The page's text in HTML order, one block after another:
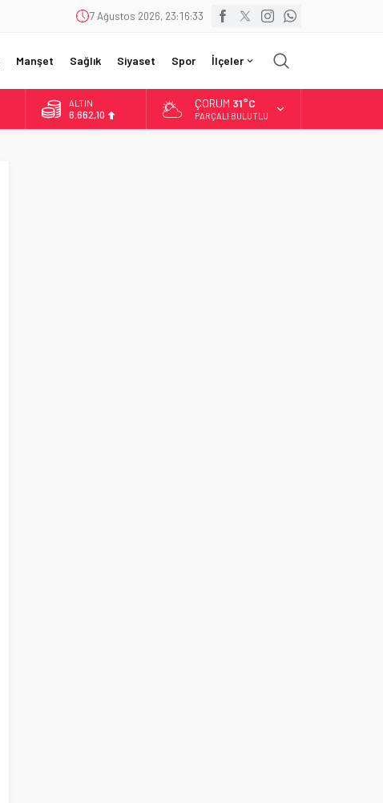
7 Ağustos 2026, 23:16:34
Manşet Sağlık Siyaset Spor İlçeler
ALTIN
6.662,10
ÇORUM 31°C
PARÇALI BULUTLU